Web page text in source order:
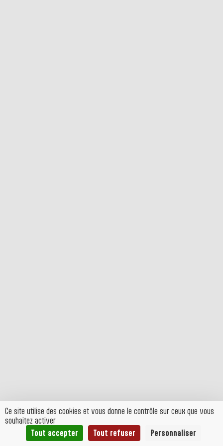
Ce site utilise des cookies et vous donne le contrôle sur ceux que vous
souhaitez activer
Tout accepter
Tout refuser Personnaliser